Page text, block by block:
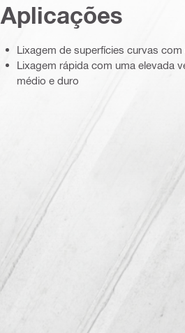
Aplicações
Lixagem de superfícies curvas
Lixagem rápida com uma elevada
médio e duro